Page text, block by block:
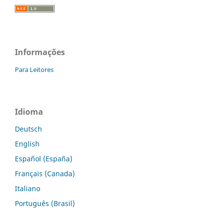
Informações
Para Leitores
Idioma
Deutsch
English
Español (España)
Français (Canada)
Italiano
Português (Brasil)